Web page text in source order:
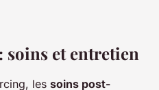
soins et entretien
les soins post-